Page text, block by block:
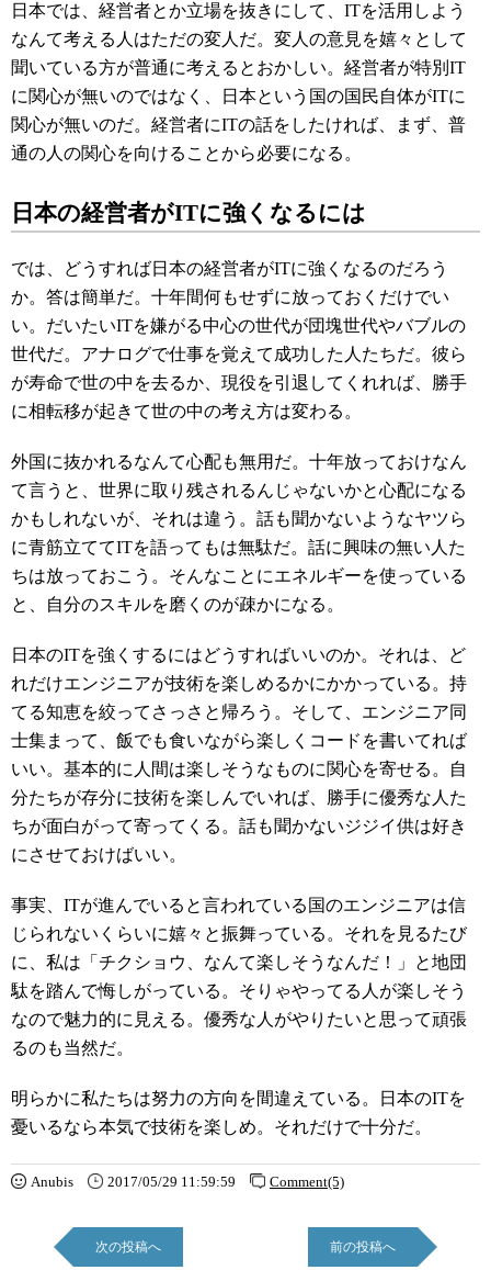
日本では、経営者とか立場を抜きにして、ITを活用しよう
なんて考える人はただの変人だ。変人の意見を嬉々として
聞いている方が普通に考えるとおかしい。経営者が特別IT
に関心が無いのではなく、日本という国の国民自体がITに
関心が無いのだ。経営者にITの話をしたければ、まず、普
通の人の関心を向けることから必要になる。
日本の経営者がITに強くなるには
では、どうすれば日本の経営者がITに強くなるのだろう
か。答は簡単だ。十年間何もせずに放っておくだけでい
い。だいたいITを嫌がる中心の世代が団塊世代やバブルの
世代だ。アナログで仕事を覚えて成功した人たちだ。彼ら
が寿命で世の中を去るか、現役を引退してくれれば、勝手
に相転移が起きて世の中の考え方は変わる。
外国に抜かれるなんて心配も無用だ。十年放っておけなん
て言うと、世界に取り残されるんじゃないかと心配になる
かもしれないが、それは違う。話も聞かないようなヤツら
に青筋立ててITを語ってもは無駄だ。話に興味の無い人た
ちは放っておこう。そんなことにエネルギーを使っている
と、自分のスキルを磨くのが疎かになる。
日本のITを強くするにはどうすればいいのか。それは、ど
れだけエンジニアが技術を楽しめるかにかかっている。持
てる知恵を絞ってさっさと帰ろう。そして、エンジニア同
士集まって、飯でも食いながら楽しくコードを書いてれば
いい。基本的に人間は楽しそうなものに関心を寄せる。自
分たちが存分に技術を楽しんでいれば、勝手に優秀な人た
ちが面白がって寄ってくる。話も聞かないジジイ供は好き
にさせておけばいい。
事実、ITが進んでいると言われている国のエンジニアは信
じられないくらいに嬉々と振舞っている。それを見るたび
に、私は「チクショウ、なんて楽しそうなんだ！」と地団
駄を踏んで悔しがっている。そりゃやってる人が楽しそう
なので魅力的に見える。優秀な人がやりたいと思って頑張
るのも当然だ。
明らかに私たちは努力の方向を間違えている。日本のITを
憂いるなら本気で技術を楽しめ。それだけで十分だ。
Anubis 2017/05/29 11:59:59 Comment(5)
次の投稿へ 前の投稿へ